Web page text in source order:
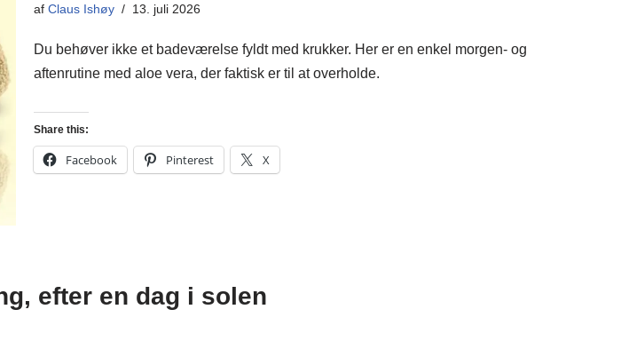
af Claus Ishøy 13. juli 2026
Du behøver ikke et badeværelse fyldt med krukker. Her er en enkel morgen- og
aftenrutine med aloe vera, der faktisk er til at overholde.
Share this:
Facebook Pinterest X
efter en dag i solen